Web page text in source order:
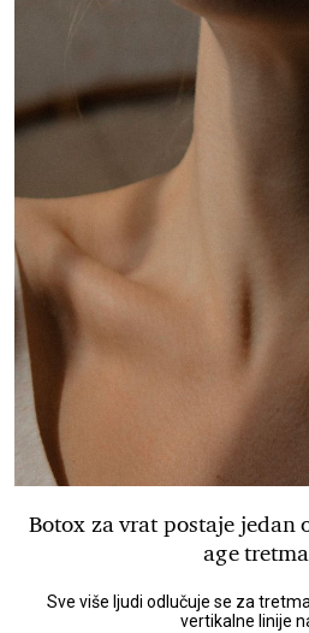
Botox za vrat postaje
age
Sve više ljudi odlučuje se za
vertikalne linije